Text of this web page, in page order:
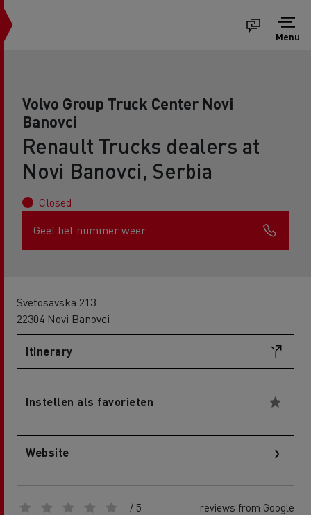
Menu
Volvo Group Truck Center Novi
Banovci
Renault Trucks dealers at
Novi Banovci, Serbia
Closed
Geef het nummer weer
Svetosavska 213
22304 Novi Banovci
Itinerary
Instellen als favorieten
Website
/ 5 reviews from Google